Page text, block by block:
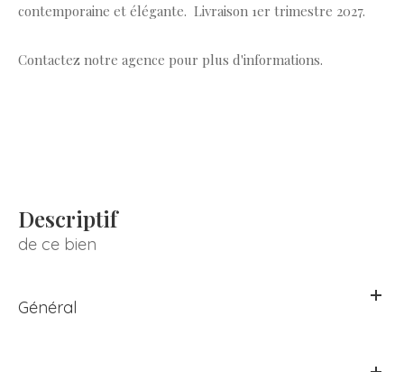
contemporaine et élégante. Livraison 1er trimestre 2027.
Contactez notre agence pour plus d'informations.
descriptif
de ce bien
Général